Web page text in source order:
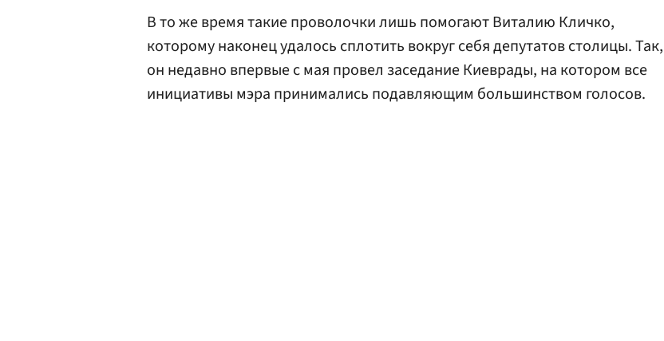
В то же время такие проволочки лишь помогают Виталию Кличко,
которому наконец удалось сплотить вокруг себя депутатов столицы. Так,
он недавно впервые с мая провел заседание Киеврады, на котором все
инициативы мэра принимались подавляющим большинством голосов.